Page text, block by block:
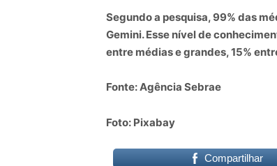
Segundo a pesquisa, 99% das
Gemini. Esse nível de
entre médias e grandes, 15%
Fonte: Agência Sebrae
Foto: Pixabay
Compartilhar